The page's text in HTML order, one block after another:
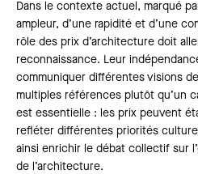
Dans le contexte actuel, marqué
ampleur, d’une rapidité et d’une
rôle des prix d’architecture doit
reconnaissance. Leur
communiquer différentes visions
multiples références plutôt qu’un
est essentielle : les prix peuvent
refléter différentes priorités
ainsi enrichir le débat collectif sur
de l’architecture.